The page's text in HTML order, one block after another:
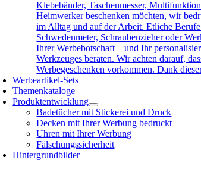
Klebebänder, Taschenmesser,
Heimwerker beschenken möchten, wir
im Alltag und auf der Arbeit. Etliche
Schwedenmeter, Schraubenzieher oder
Ihrer Werbebotschaft – und Ihr
Werkzeuges beraten. Wir achten darauf,
Werbegeschenken vorkommen. Dank
Werbeartikel-Sets
Themenkataloge
Produktentwicklung
Badetücher mit Stickerei und Druck
Decken mit Ihrer Werbung bedruckt
Uhren mit Ihrer Werbung
Fälschungssicherheit
Hintergrundbilder